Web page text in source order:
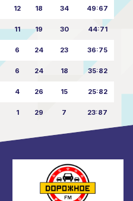
12 18 34 49:67
11 19 30 44:71
6 24 23 36:75
6 24 18 35:82
4 26 15 25:82
1 29 7 23:87